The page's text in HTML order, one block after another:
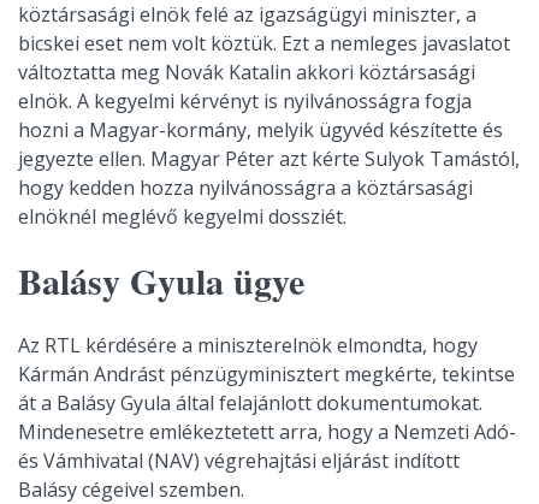
köztársasági elnök felé az igazságügyi miniszter, a
bicskei eset nem volt köztük. Ezt a nemleges javaslatot
változtatta meg Novák Katalin akkori köztársasági
elnök. A kegyelmi kérvényt is nyilvánosságra fogja
hozni a Magyar-kormány, melyik ügyvéd készítette és
jegyezte ellen. Magyar Péter azt kérte Sulyok Tamástól,
hogy kedden hozza nyilvánosságra a köztársasági
elnöknél meglévő kegyelmi dossziét.
Balásy Gyula ügye
Az RTL kérdésére a miniszterelnök elmondta, hogy
Kármán Andrást pénzügyminisztert megkérte, tekintse
át a Balásy Gyula által felajánlott dokumentumokat.
Mindenesetre emlékeztetett arra, hogy a Nemzeti Adó-
és Vámhivatal (NAV) végrehajtási eljárást indított
Balásy cégeivel szemben.